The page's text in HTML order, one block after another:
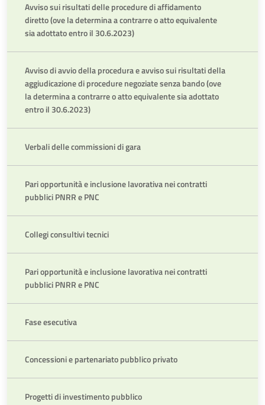
Avviso sui risultati delle procedure di affidamento
diretto (ove la determina a contrarre o atto equivalente
sia adottato entro il 30.6.2023)
Avviso di avvio della procedura e avviso sui risultati della
aggiudicazione di procedure negoziate senza bando (ove
la determina a contrarre o atto equivalente sia adottato
entro il 30.6.2023)
Verbali delle commissioni di gara
Pari opportunità e inclusione lavorativa nei contratti
pubblici PNRR e PNC
Collegi consultivi tecnici
Pari opportunità e inclusione lavorativa nei contratti
pubblici PNRR e PNC
Fase esecutiva
Concessioni e partenariato pubblico privato
Progetti di investimento pubblico